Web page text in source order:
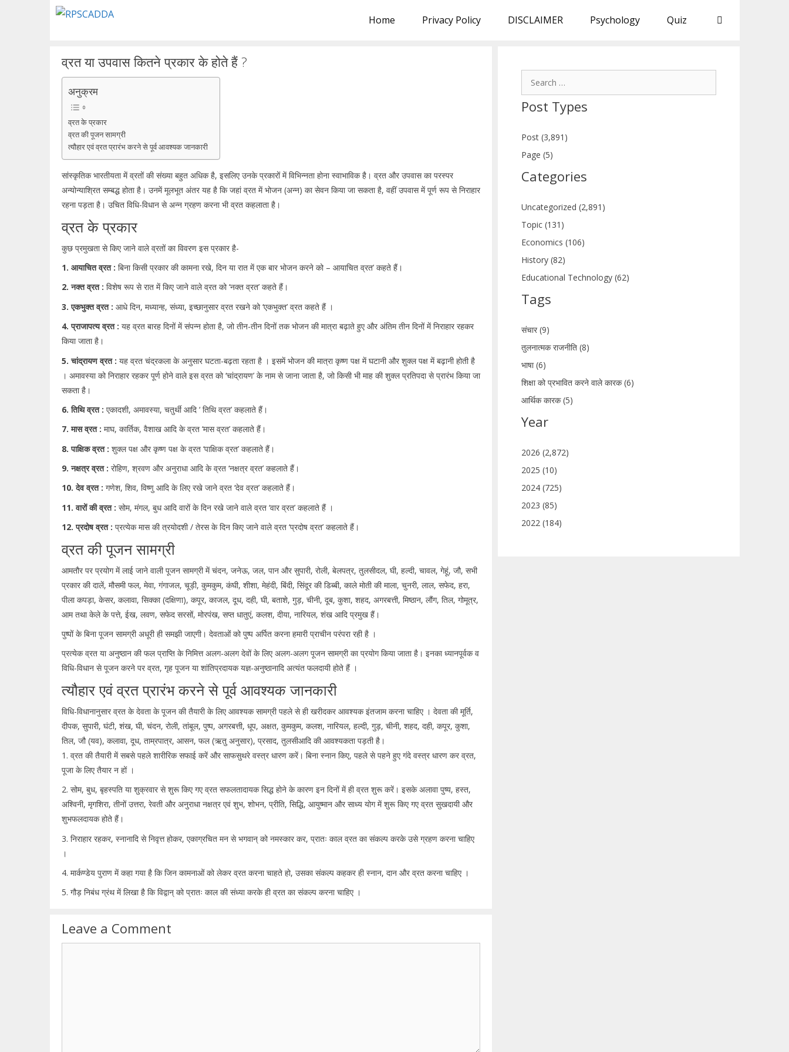
Home Privacy Policy DISCLAIMER Psychology Quiz
व्रत या उपवास कितने प्रकार के होते हैं ?
अनुक्रम
व्रत के प्रकार
व्रत की पूजन सामग्री
त्यौहार एवं व्रत प्रारंभ करने से पूर्व आवश्यक जानकारी
सांस्कृतिक भारतीयता में व्रतों की संख्या बहुत अधिक है, इसलिए उनके प्रकारों में विभिन्नता होना स्वाभाविक है। व्रत और उपवास का परस्पर
अन्योन्याश्रित सम्बद्ध होता है। उनमें मूलभूत अंतर यह है कि जहां व्रत में भोजन (अन्न) का सेवन किया जा सकता है, वहीं उपवास में पूर्ण रूप से निराहार
रहना पड़ता है। उचित विधि-विधान से अन्न ग्रहण करना भी व्रत कहलाता है।
व्रत के प्रकार
कुछ प्रमुखता से किए जाने वाले व्रतों का विवरण इस प्रकार है-
1. आयाचित व्रत : बिना किसी प्रकार की कामना रखे, दिन या रात में एक बार भोजन करने को – आयाचित व्रत’ कहते हैं।
2. नक्त व्रत : विशेष रूप से रात में किए जाने वाले व्रत को ‘नक्त व्रत’ कहते हैं।
3. एकभुक्त व्रत : आधे दिन, मध्यान्ह, संध्या, इच्छानुसार व्रत रखने को ‘एकभुक्त’ व्रत कहते हैं ।
4. प्राजापत्य व्रत : यह व्रत बारह दिनों में संपन्न होता है, जो तीन-तीन दिनों तक भोजन की मात्रा बढ़ाते हुए और अंतिम तीन दिनों में निराहार रहकर
किया जाता है।
5. चांद्रायण व्रत : यह व्रत चंद्रकला के अनुसार घटता-बढ़ता रहता है । इसमें भोजन की मात्रा कृष्ण पक्ष में घटानी और शुक्ल पक्ष में बढ़ानी होती है
। अमावस्या को निराहार रहकर पूर्ण होने वाले इस व्रत को ‘चांद्रायण’ के नाम से जाना जाता है, जो किसी भी माह की शुक्ल प्रतिपदा से प्रारंभ किया जा
सकता है।
6. तिथि व्रत : एकादशी, अमावस्या, चतुर्थी आदि ‘ तिथि व्रत’ कहलाते हैं।
7. मास व्रत : माघ, कार्तिक, वैशाख आदि के व्रत ‘मास व्रत’ कहलाते हैं।
8. पाक्षिक व्रत : शुक्ल पक्ष और कृष्ण पक्ष के व्रत ‘पाक्षिक व्रत’ कहलाते हैं।
9. नक्षत्र व्रत : रोहिण, श्रवण और अनुराधा आदि के व्रत ‘नक्षत्र व्रत’ कहलाते हैं।
10. देव व्रत : गणेश, शिव, विष्णु आदि के लिए रखे जाने व्रत ‘देव व्रत’ कहलाते हैं।
11. वारों की व्रत : सोम, मंगल, बुध आदि वारों के दिन रखे जाने वाले व्रत ‘वार व्रत’ कहलाते हैं ।
12. प्रदोष व्रत : प्रत्येक मास की त्रयोदशी / तेरस के दिन किए जाने वाले व्रत ‘प्रदोष व्रत’ कहलाते हैं।
व्रत की पूजन सामग्री
आमतौर पर प्रयोग में लाई जाने वाली पूजन सामग्री में चंदन, जनेऊ, जल, पान और सुपारी, रोली, बेलपत्र, तुलसीदल, घी, हल्दी, चावल, गेहूं, जौ, सभी
प्रकार की दालें, मौसमी फल, मेवा, गंगाजल, चूड़ी, कुमकुम, कंघी, शीशा, मेहंदी, बिंदी, सिंदूर की डिब्बी, काले मोती की माला, चुनरी, लाल, सफेद, हरा,
पीला कपड़ा, केसर, कलावा, सिक्का (दक्षिणा), कपूर, काजल, दूध, दही, घी, बताशे, गुड़, चीनी, दूब, कुशा, शहद, अगरबत्ती, मिष्ठान, लौंग, तिल, गोमूत्र,
आम तथा केले के पत्ते, ईख, लवण, सफेद सरसों, मोरपंख, सप्त धातुएं, कलश, दीया, नारियल, शंख आदि प्रमुख हैं।
पुष्पों के बिना पूजन सामग्री अधूरी ही समझी जाएगी। देवताओं को पुष्प अर्पित करना हमारी प्राचीन परंपरा रही है ।
प्रत्येक व्रत या अनुष्ठान की फल प्राप्ति के निमित्त अलग-अलग देवों के लिए अलग-अलग पूजन सामग्री का प्रयोग किया जाता है। इनका ध्यानपूर्वक व
विधि-विधान से पूजन करने पर व्रत, गृह पूजन या शांतिप्रदायक यज्ञ-अनुष्ठानादि अत्यंत फलदायी होते हैं ।
त्यौहार एवं व्रत प्रारंभ करने से पूर्व आवश्यक जानकारी
विधि-विधानानुसार व्रत के देवता के पूजन की तैयारी के लिए आवश्यक सामग्री पहले से ही खरीदकर आवश्यक इंतजाम करना चाहिए । देवता की मूर्ति,
दीपक, सुपारी, घंटी, शंख, घी, चंदन, रोली, तांबूल, पुष्प, अगरबत्ती, धूप, अक्षत, कुमकुम, कलश, नारियल, हल्दी, गुड़, चीनी, शहद, दही, कपूर, कुशा,
तिल, जौ (यव), कलावा, दूध, ताम्रपात्र, आसन, फल (ऋतु अनुसार), प्रसाद, तुलसीआदि की आवश्यकता पड़ती है।
1. व्रत की तैयारी में सबसे पहले शारीरिक सफाई करें और साफसुथरे वस्त्र धारण करें। बिना स्नान किए, पहले से पहने हुए गंदे वस्त्र धारण कर व्रत,
पूजा के लिए तैयार न हों ।
2. सोम, बुध, बृहस्पति या शुक्रवार से शुरू किए गए व्रत सफलतादायक सिद्ध होने के कारण इन दिनों में ही व्रत शुरू करें। इसके अलावा पुष्य, हस्त,
अश्विनी, मृगशिरा, तीनों उत्तरा, रेवती और अनुराधा नक्षत्र एवं शुभ, शोभन, प्रीति, सिद्धि, आयुष्मान और साध्य योग में शुरू किए गए व्रत सुखदायी और
शुभफलदायक होते हैं।
3. निराहार रहकर, स्नानादि से निवृत्त होकर, एकाग्रचित मन से भगवान् को नमस्कार कर, प्रातः काल व्रत का संकल्प करके उसे ग्रहण करना चाहिए
।
4. मार्कण्डेय पुराण में कहा गया है कि जिन कामनाओं को लेकर व्रत करना चाहते हो, उसका संकल्प कहकर ही स्नान, दान और व्रत करना चाहिए ।
5. गौड़ निबंध ग्रंथ में लिखा है कि विद्वान् को प्रातः काल की संध्या करके ही व्रत का संकल्प करना चाहिए ।
Leave a Comment
Post Types
Post (3,891)
Page (5)
Categories
Uncategorized (2,891)
Topic (131)
Economics (106)
History (82)
Educational Technology (62)
Tags
संचार (9)
तुलनात्मक राजनीति (8)
भाषा (6)
शिक्षा को प्रभावित करने वाले कारक (6)
आर्थिक कारक (5)
Year
2026 (2,872)
2025 (10)
2024 (725)
2023 (85)
2022 (184)